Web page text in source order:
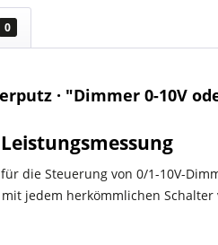
0
· "Dimmer 0-10V
die Steuerung von 0/1-10V-
jedem herkömmlichen